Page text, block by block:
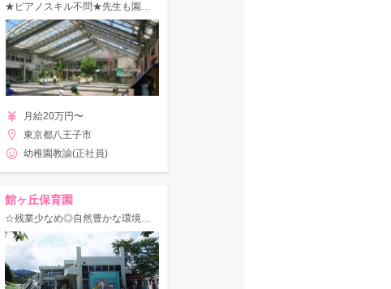
★ピアノスキル不問★先生も園児もキラキラ輝く定員450名の賑やかな園です♪
月給20万円〜
東京都八王子市
幼稚園教諭(正社員)
館ヶ丘保育園
☆残業少なめ◎自然豊かな環境でのびのび保育を行う認可園！広々園庭あり！